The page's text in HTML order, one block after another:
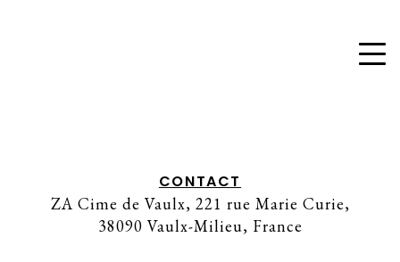
CONTACT
ZA Cime de Vaulx, 221 rue Marie Curie,
38090 Vaulx-Milieu, France